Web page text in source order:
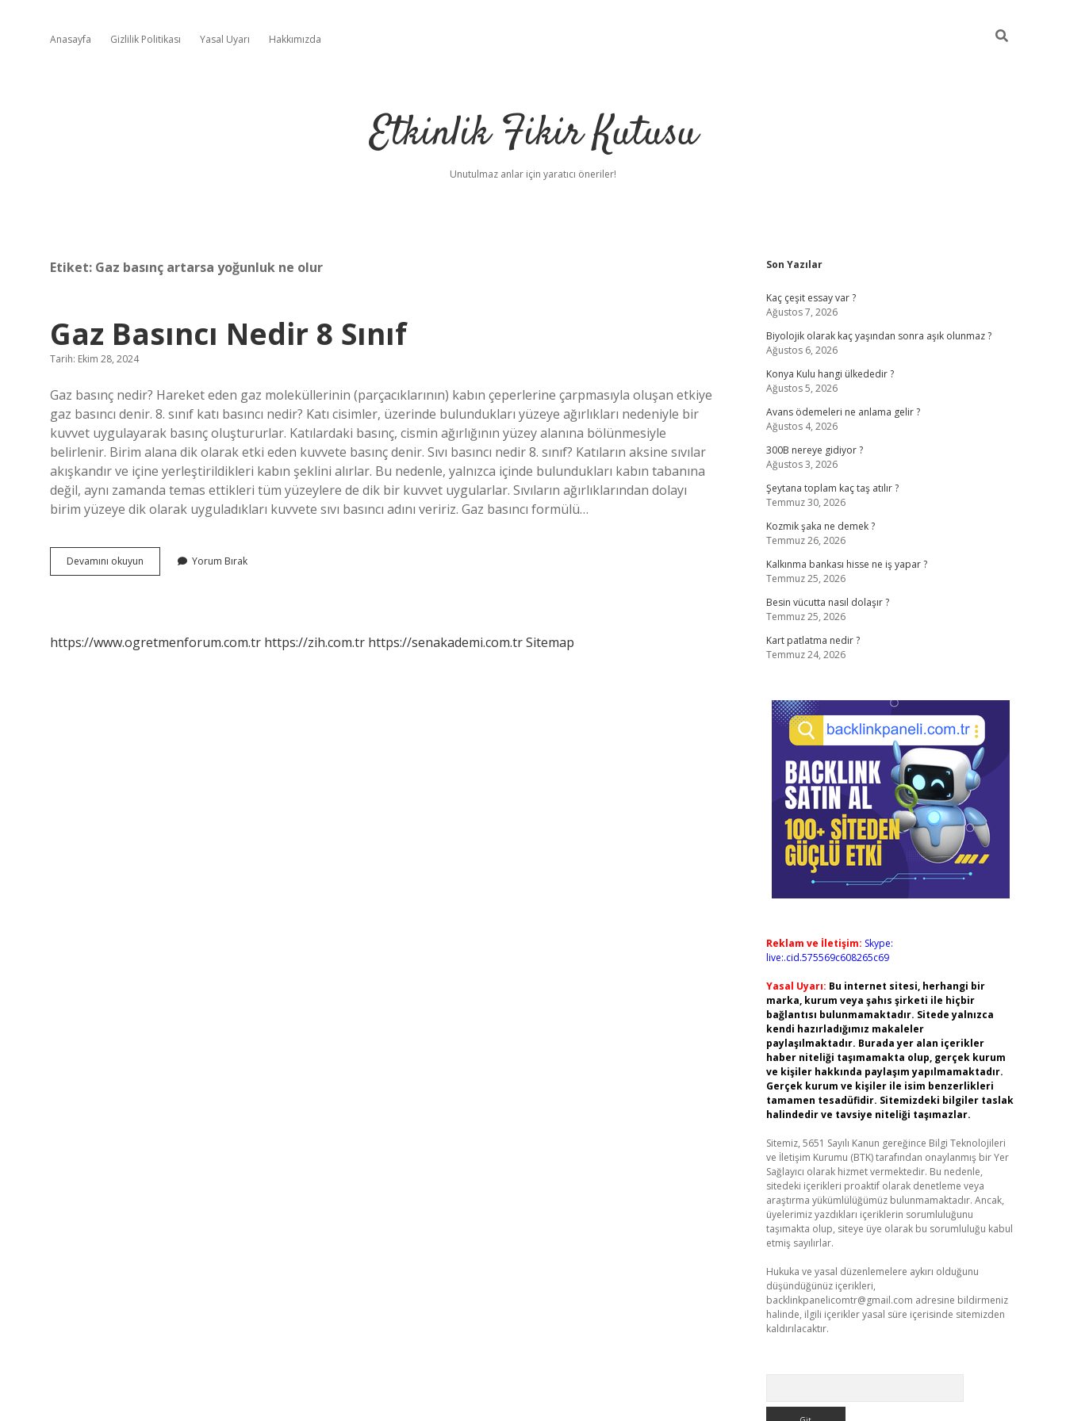
Anasayfa Gizlilik Politikası Yasal Uyarı Hakkımızda
Etkinlik Fikir Kutusu
Unutulmaz anlar için yaratıcı öneriler!
Etiket: Gaz basınç artarsa yoğunluk ne olur
Gaz Basıncı Nedir 8 Sınıf
Tarih: Ekim 28, 2024
Gaz basınç nedir? Hareket eden gaz moleküllerinin (parçacıklarının) kabın çeperlerine çarpmasıyla oluşan etkiye
gaz basıncı denir. 8. sınıf katı basıncı nedir? Katı cisimler, üzerinde bulundukları yüzeye ağırlıkları nedeniyle bir
kuvvet uygulayarak basınç oluştururlar. Katılardaki basınç, cismin ağırlığının yüzey alanına bölünmesiyle
belirlenir. Birim alana dik olarak etki eden kuvvete basınç denir. Sıvı basıncı nedir 8. sınıf? Katıların aksine sıvılar
akışkandır ve içine yerleştirildikleri kabın şeklini alırlar. Bu nedenle, yalnızca içinde bulundukları kabın tabanına
değil, aynı zamanda temas ettikleri tüm yüzeylere de dik bir kuvvet uygularlar. Sıvıların ağırlıklarından dolayı
birim yüzeye dik olarak uyguladıkları kuvvete sıvı basıncı adını veririz. Gaz basıncı formülü…
Devamını okuyun
Basıncı
Yorum Bırak
https://www.ogretmenforum.com.tr https://zih.com.tr https://senakademi.com.trSitemap
Sidebar
Son Yazılar
Kaç çeşit essay var ?
Ağustos 7, 2026
Biyolojik olarak kaç yaşından sonra aşık olunmaz ?
Ağustos 6, 2026
Konya Kulu hangi ülkededir ?
Ağustos 5, 2026
Avans ödemeleri ne anlama gelir ?
Ağustos 4, 2026
300B nereye gidiyor ?
Ağustos 3, 2026
Şeytana toplam kaç taş atılır ?
Temmuz 30, 2026
Kozmik şaka ne demek ?
Temmuz 26, 2026
Kalkınma bankası hisse ne iş yapar ?
Temmuz 25, 2026
Besin vücutta nasıl dolaşır ?
Temmuz 25, 2026
Kart patlatma nedir ?
Temmuz 24, 2026
Reklam ve İletişim: Skype:
live:.cid.575569c608265c69
Yasal Uyarı: Bu internet sitesi, herhangi bir
marka, kurum veya şahıs şirketi ile hiçbir
bağlantısı bulunmamaktadır. Sitede yalnızca
kendi hazırladığımız makaleler
paylaşılmaktadır. Burada yer alan içerikler
haber niteliği taşımamakta olup, gerçek kurum
ve kişiler hakkında paylaşım yapılmamaktadır.
Gerçek kurum ve kişiler ile isim benzerlikleri
tamamen tesadüfidir. Sitemizdeki bilgiler taslak
halindedir ve tavsiye niteliği taşımazlar.
Sitemiz, 5651 Sayılı Kanun gereğince Bilgi Teknolojileri
ve İletişim Kurumu (BTK) tarafından onaylanmış bir Yer
Sağlayıcı olarak hizmet vermektedir. Bu nedenle,
sitedeki içerikleri proaktif olarak denetleme veya
araştırma yükümlülüğümüz bulunmamaktadır. Ancak,
üyelerimiz yazdıkları içeriklerin sorumluluğunu
taşımakta olup, siteye üye olarak bu sorumluluğu kabul
etmiş sayılırlar.
Hukuka ve yasal düzenlemelere aykırı olduğunu
düşündüğünüz içerikleri,
backlinkpanelicomtr@gmail.com adresine bildirmeniz
halinde, ilgili içerikler yasal süre içerisinde sitemizden
kaldırılacaktır.